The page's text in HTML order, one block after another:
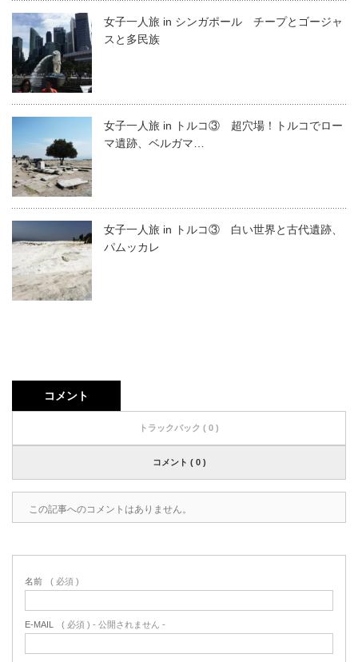
女子一人旅 in シンガポール チープとゴージャ
スと多民族
女子一人旅 in トルコ③ 超穴場！トルコでロー
マ遺跡、ベルガマ…
女子一人旅 in トルコ③ 白い世界と古代遺跡、
パムッカレ
コメント
トラックバック ( 0 )
コメント ( 0 )
この記事へのコメントはありません。
名前 ( 必須 )
E-MAIL ( 必須 ) - 公開されません -